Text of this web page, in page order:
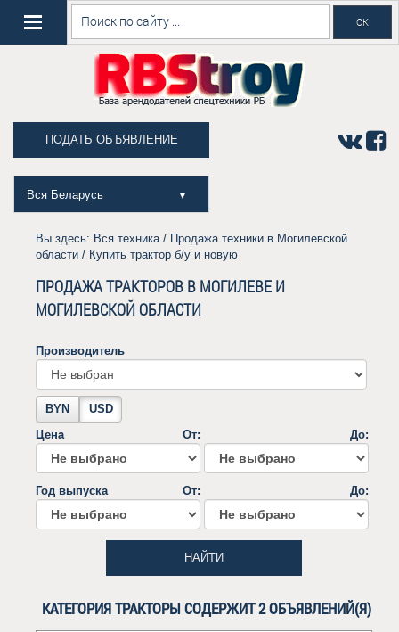
ПОДАТЬ ОБЪЯВЛЕНИЕ
Вся Беларусь ▼
Вы здесь: Вся техника/ Продажа техники в Могилевской
области / Купить трактор б/у и новую
ПРОДАЖА ТРАКТОРОВ В МОГИЛЕВЕ И
МОГИЛЕВСКОЙ ОБЛАСТИ
Производитель
BYN
USD
Цена
От: До:
Год выпуска От: До:
НАЙТИ
КАТЕГОРИЯ ТРАКТОРЫ СОДЕРЖИТ 2 ОБЪЯВЛЕНИЙ(Я)